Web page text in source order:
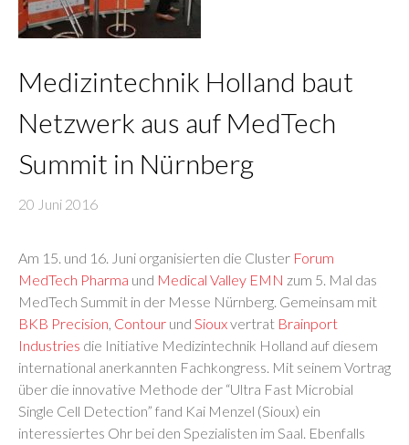
Medizintechnik Holland baut
Netzwerk aus auf MedTech
Summit in Nürnberg
20 Juni 2016
Am 15. und 16. Juni organisierten die Cluster Forum
MedTech Pharma und Medical Valley EMN zum 5. Mal das
MedTech Summit in der Messe Nürnberg. Gemeinsam mit
BKB Precision, Contour und Siouxvertrat Brainport
Industries die Initiative Medizintechnik Holland auf diesem
international anerkannten Fachkongress. Mit seinem Vortrag
über die innovative Methode der “Ultra Fast Microbial
Single Cell Detection” fand Kai Menzel (Sioux) ein
interessiertes Ohr bei den Spezialisten im Saal. Ebenfalls